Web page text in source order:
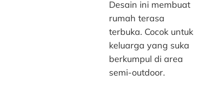
Desain ini membuat
rumah terasa
terbuka. Cocok untuk
keluarga yang suka
berkumpul di area
semi-outdoor.